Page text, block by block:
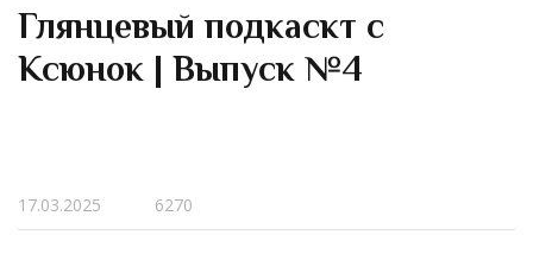
Глянцевый подкаскт с
Ксюнок | Выпуск №4
17.03.2025 6270